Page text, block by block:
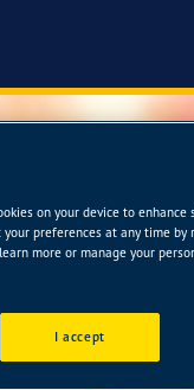
on your device to
preferences at any time
more or manage your
I accept